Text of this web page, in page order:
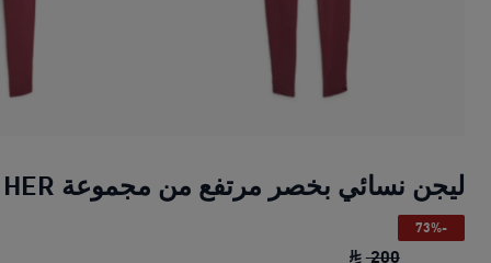
ليجن نسائي بخصر مرتفع من مجموعة HER
-73%
200 ليجن نسائي بخصر مرتفع من مجموعة HER